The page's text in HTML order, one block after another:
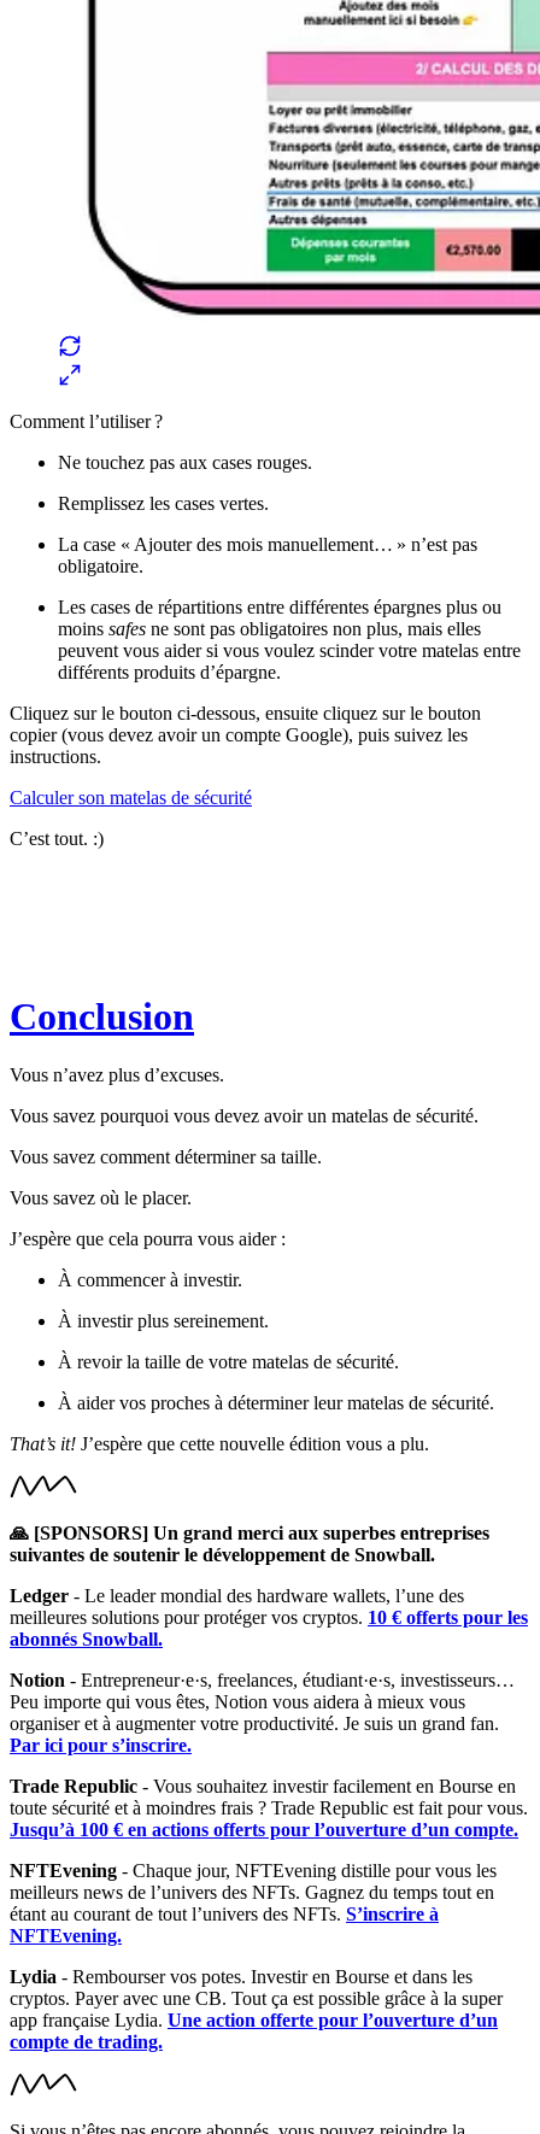
Comment l’utiliser ?
Ne touchez pas aux cases rouges.
Remplissez les cases vertes.
La case « Ajouter des mois manuellement… » n’est pas
obligatoire.
Les cases de répartitions entre différentes épargnes plus ou
moins safes ne sont pas obligatoires non plus, mais elles
peuvent vous aider si vous voulez scinder votre matelas entre
différents produits d’épargne.
Cliquez sur le bouton ci-dessous, ensuite cliquez sur le bouton
copier (vous devez avoir un compte Google), puis suivez les
instructions.
Calculer son matelas de sécurité
C’est tout. :)
Conclusion
Vous n’avez plus d’excuses.
Vous savez pourquoi vous devez avoir un matelas de sécurité.
Vous savez comment déterminer sa taille.
Vous savez où le placer.
J’espère que cela pourra vous aider :
À commencer à investir.
À investir plus sereinement.
À revoir la taille de votre matelas de sécurité.
À aider vos proches à déterminer leur matelas de sécurité.
That’s it! J’espère que cette nouvelle édition vous a plu.
🙏 [SPONSORS] Un grand merci aux superbes entreprises
suivantes de soutenir le développement de Snowball.
Ledger - Le leader mondial des hardware wallets, l’une des
meilleures solutions pour protéger vos cryptos. 10 € offerts pour les
abonnés Snowball.
Notion - Entrepreneur·e·s, freelances, étudiant·e·s, investisseurs…
Peu importe qui vous êtes, Notion vous aidera à mieux vous
organiser et à augmenter votre productivité. Je suis un grand fan.
Par ici pour s’inscrire.
Trade Republic - Vous souhaitez investir facilement en Bourse en
toute sécurité et à moindres frais ? Trade Republic est fait pour vous.
Jusqu’à 100 € en actions offerts pour l’ouverture d’un compte.
NFTEvening - Chaque jour, NFTEvening distille pour vous les
meilleurs news de l’univers des NFTs. Gagnez du temps tout en
étant au courant de tout l’univers des NFTs. S’inscrire à
NFTEvening.
Lydia - Rembourser vos potes. Investir en Bourse et dans les
cryptos. Payer avec une CB. Tout ça est possible grâce à la super
app française Lydia. Une action offerte pour l’ouverture d’un
compte de trading.